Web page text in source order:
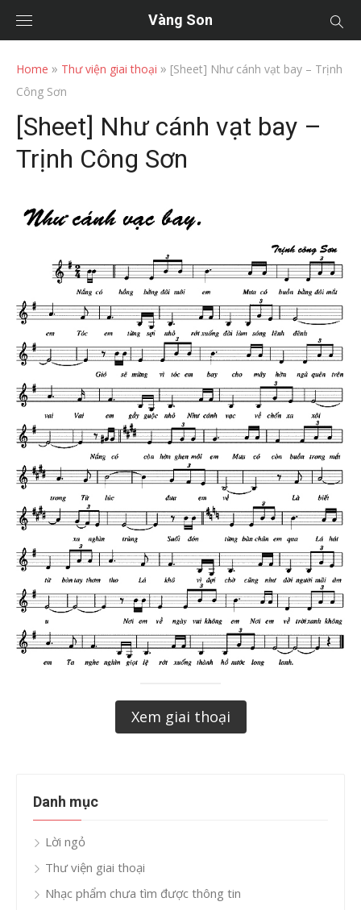
Vàng Son
Home » Thư viện giai thoại » [Sheet] Như cánh vạt bay – Trịnh
Công Sơn
[Sheet] Như cánh vạt bay –
Trịnh Công Sơn
Xem giai thoại
Danh mục
Lời ngỏ
Thư viện giai thoại
Nhạc phẩm chưa tìm được thông tin